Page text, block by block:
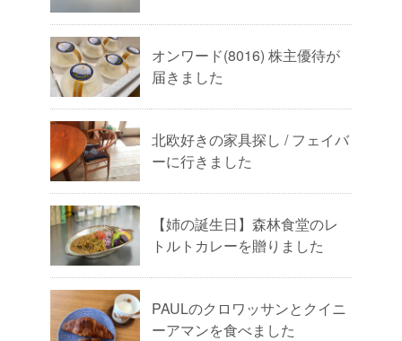
オンワード(8016) 株主優待が
届きました
北欧好きの家具探し / フェイバ
ーに行きました
【姉の誕生日】森林食堂のレ
トルトカレーを贈りました
PAULのクロワッサンとクイニ
ーアマンを食べました